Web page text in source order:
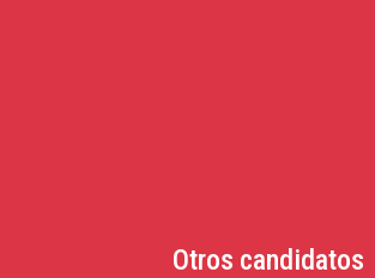
Otros candidatos